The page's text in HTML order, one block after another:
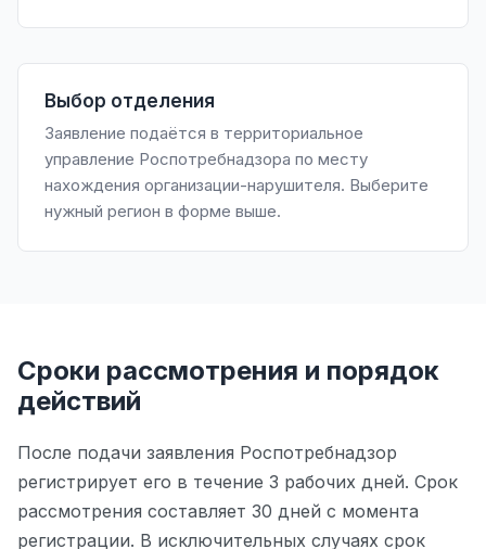
Выбор отделения
Заявление подаётся в территориальное
управление Роспотребнадзора по месту
нахождения организации-нарушителя. Выберите
нужный регион в форме выше.
Сроки рассмотрения и порядок
действий
После подачи заявления Роспотребнадзор
регистрирует его в течение 3 рабочих дней. Срок
рассмотрения составляет 30 дней с момента
регистрации. В исключительных случаях срок